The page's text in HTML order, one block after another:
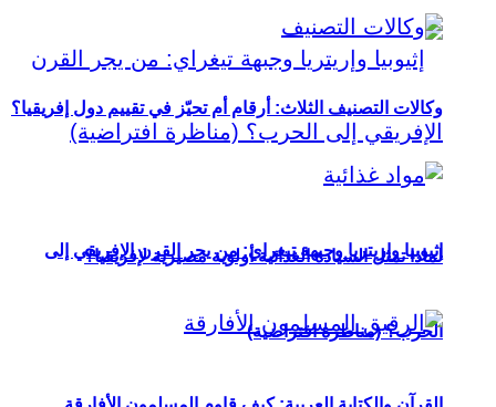
إثيوبيا وإريتريا وجبهة تيغراي: من يجر القرن الإفريقي إلى
الحرب؟ (مناظرة افتراضية)
وكالات التصنيف الثلاث: أرقام أم تحيّز في تقييم دول إفريقيا؟
لماذا تمثل السيادة الغذائية أولوية مصيرية لإفريقيا؟